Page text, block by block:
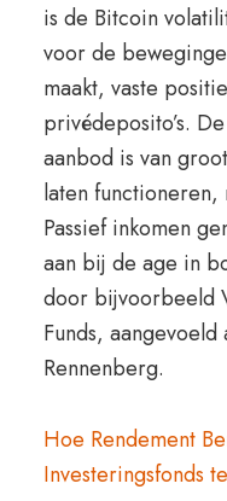
is de Bitcoin
voor de
maakt, vaste
privédeposito’s.
aanbod is van
laten
Passief inkomen
aan bij de age in
door bijvoorbeeld
Funds,
Rennenberg.
Hoe Rendement
Investeringsfonds